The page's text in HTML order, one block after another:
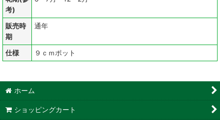
考)
販売時
期
通年
仕様 ９ｃｍポット
ホーム
ショッピングカート